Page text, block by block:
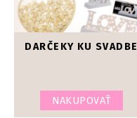
DARČEKY KU SVADBE
NAKUPOVAŤ